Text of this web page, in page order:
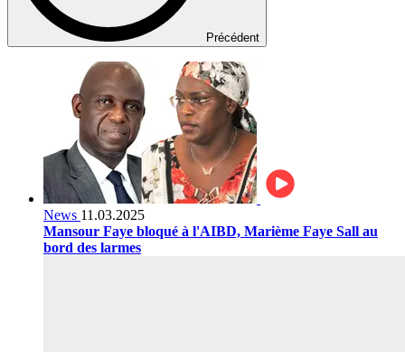
Précédent
News 11.03.2025
Mansour Faye bloqué à l'AIBD, Marième Faye Sall au
bord des larmes